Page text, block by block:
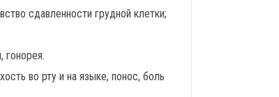
сдавленности грудной клетки;
гонорея.
во рту и на языке, понос, боль